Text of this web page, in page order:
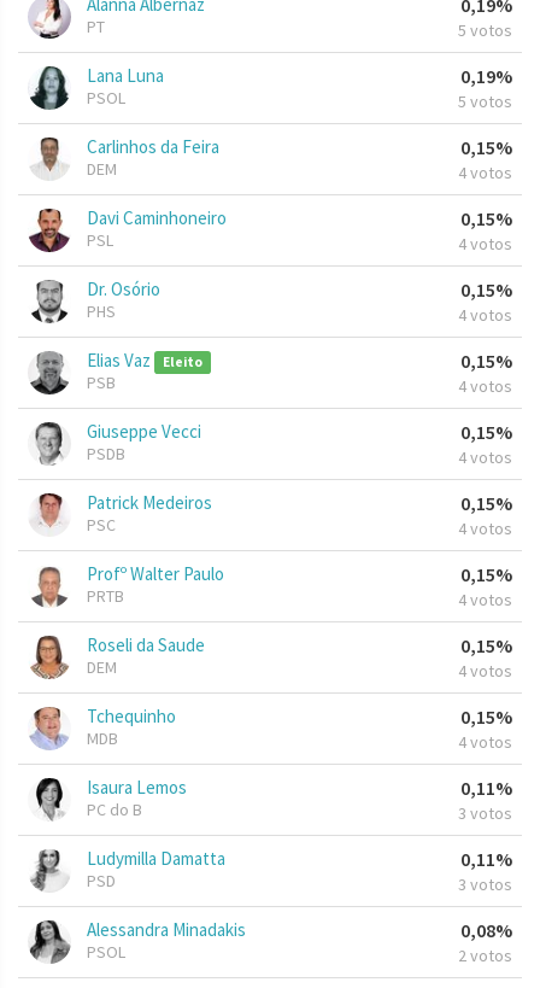
PT
0,19%
5 votos
Lana Luna
PSOL
0,19%
5 votos
Carlinhos da Feira
DEM
0,15%
4 votos
Davi Caminhoneiro
PSL
0,15%
4 votos
Dr. Osório
PHS
0,15%
4 votos
Elias Vaz Eleito
PSB
0,15%
4 votos
Giuseppe Vecci
PSDB
0,15%
4 votos
Patrick Medeiros
PSC
0,15%
4 votos
Profº Walter Paulo
PRTB
0,15%
4 votos
Roseli da Saude
DEM
0,15%
4 votos
Tchequinho
MDB
0,15%
4 votos
Isaura Lemos
PC do B
0,11%
3 votos
Ludymilla Damatta
PSD
0,11%
3 votos
Alessandra Minadakis
PSOL
0,08%
2 votos